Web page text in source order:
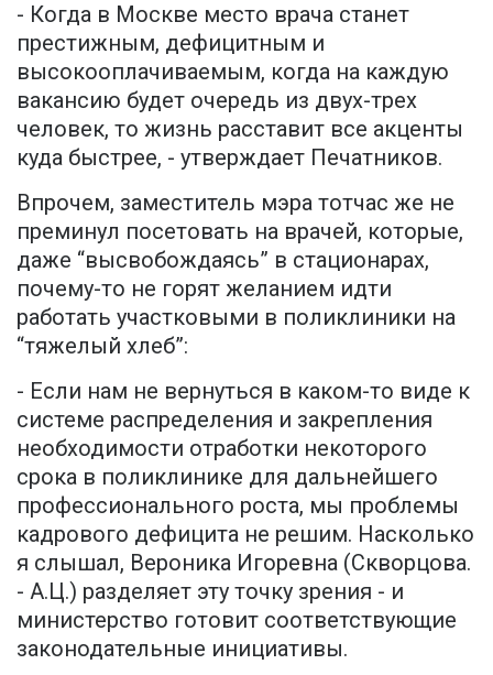
- Когда в Москве место врача станет
престижным, дефицитным и
высокооплачиваемым, когда на каждую
вакансию будет очередь из двух-трех
человек, то жизнь расставит все акценты
куда быстрее, - утверждает Печатников.
Впрочем, заместитель мэра тотчас же не
преминул посетовать на врачей, которые,
даже “высвобождаясь” в стационарах,
почему-то не горят желанием идти
работать участковыми в поликлиники на
“тяжелый хлеб”:
- Если нам не вернуться в каком-то виде к
системе распределения и закрепления
необходимости отработки некоторого
срока в поликлинике для дальнейшего
профессионального роста, мы проблемы
кадрового дефицита не решим. Насколько
я слышал, Вероника Игоревна (Скворцова.
- А.Ц.) разделяет эту точку зрения - и
министерство готовит соответствующие
законодательные инициативы.